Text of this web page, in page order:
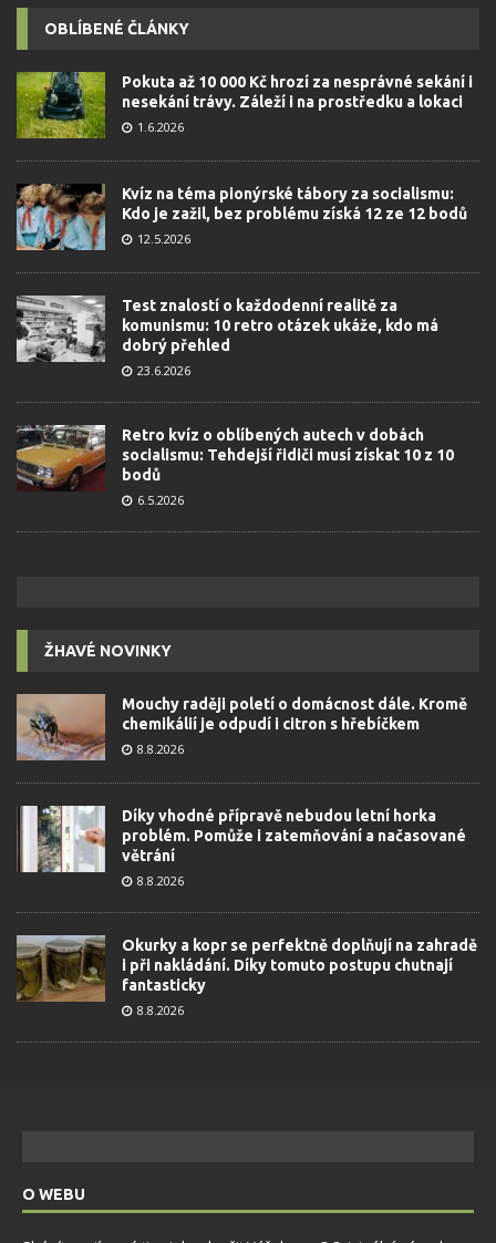
OBLÍBENÉ ČLÁNKY
Pokuta až 10 000 Kč hrozí za nesprávné sekání i
nesekání trávy. Záleží i na prostředku a lokaci
1.6.2026
Kvíz na téma pionýrské tábory za socialismu:
Kdo je zažil, bez problému získá 12 ze 12 bodů
12.5.2026
Test znalostí o každodenní realitě za
komunismu: 10 retro otázek ukáže, kdo má
dobrý přehled
23.6.2026
Retro kvíz o oblíbených autech v dobách
socialismu: Tehdejší řidiči musí získat 10 z 10
bodů
6.5.2026
ŽHAVÉ NOVINKY
Mouchy raději poletí o domácnost dále. Kromě
chemikálií je odpudí i citron s hřebíčkem
8.8.2026
Díky vhodné přípravě nebudou letní horka
problém. Pomůže i zatemňování a načasované
větrání
8.8.2026
Okurky a kopr se perfektně doplňují na zahradě
i při nakládání. Díky tomuto postupu chutnají
fantasticky
8.8.2026
O WEBU